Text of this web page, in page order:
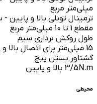
میلی‌متر مربع
ترمینال تونلی بالا و
مقطع 1 تا 10 میلی‌متر مربع
طول روکش برداری سیم
15 میلی‌متر برای اتصال بالا و پایین
گشتاور بستن پیچ
3/5N.m بالا و پایین
محیطی